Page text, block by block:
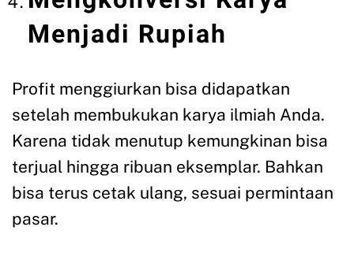
Menjadi Rupiah
Profit menggiurkan bisa didapatkan
setelah membukukan karya ilmiah Anda.
Karena tidak menutup kemungkinan bisa
terjual hingga ribuan eksemplar. Bahkan
bisa terus cetak ulang, sesuai permintaan
pasar.